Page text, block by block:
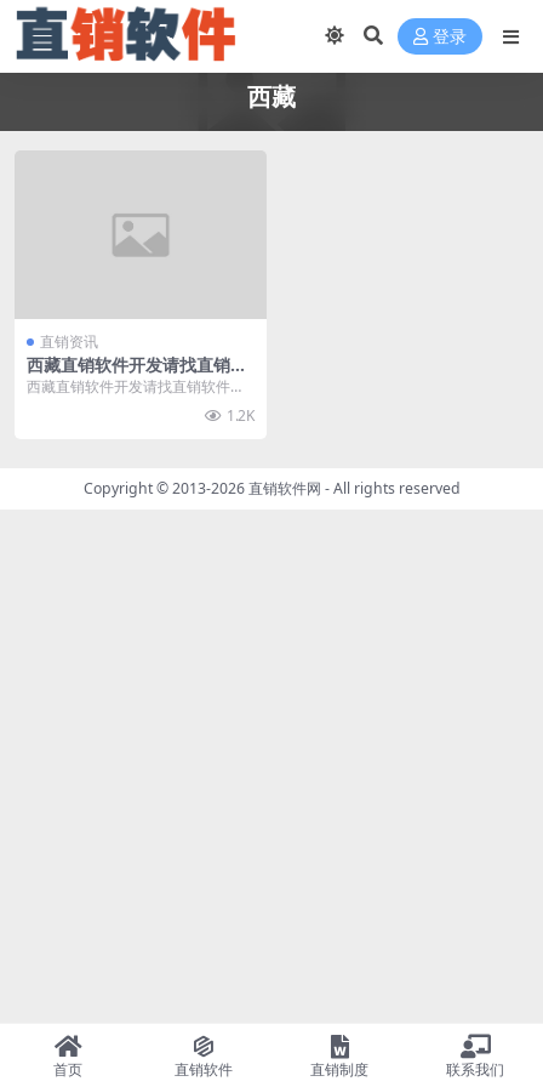
登录
西藏
直销资讯
西藏直销软件开发请找直销软
件网
西藏直销软件开发请找直销软件
1.2K
Copyright © 2013-2026直销软件网 - All rights reserved
首页 直销软件 直销制度 联系我们